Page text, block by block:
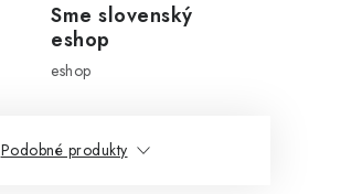
Sme slovenský
eshop
eshop
Podobné produkty